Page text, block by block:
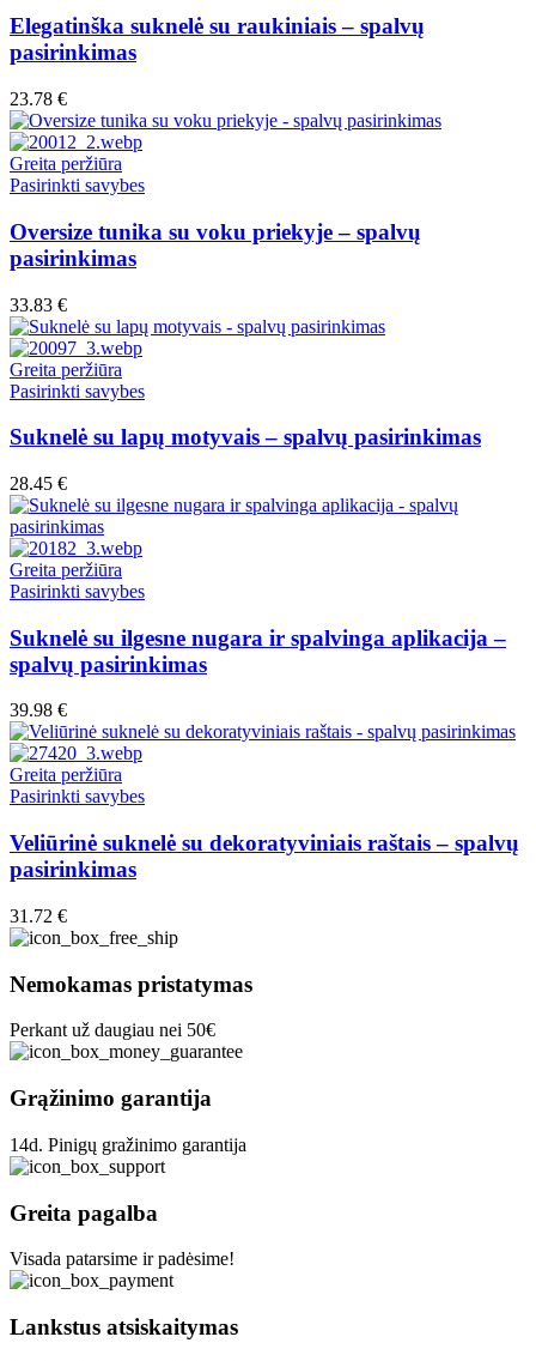
has
may
on
product
Elegatinška suknelė su raukiniais – spalvų
pasirinkimas
23.78 €
Greita peržiūra
Pasirinkti savybesThis
has
multiple
may
on
product
Oversize tunika su voku priekyje – spalvų
pasirinkimas
33.83 €
Greita peržiūra
Pasirinkti savybesThis
has
multiple
The
options
chosen
on
product
page
Suknelė su lapų motyvais – spalvų pasirinkimas
28.45 €
Greita peržiūra
Pasirinkti savybesThis
has
multiple
variants.
may
on
product
Suknelė su ilgesne nugara ir spalvinga aplikacija –
spalvų pasirinkimas
39.98 €
Greita peržiūra
Pasirinkti savybesThis
has
may
chosen
the
product
Veliūrinė suknelė su dekoratyviniais raštais – spalvų
pasirinkimas
31.72 €
Nemokamas pristatymas
Perkant už daugiau nei 50€
Grąžinimo garantija
14d. Pinigų gražinimo garantija
Greita pagalba
Visada patarsime ir padėsime!
Lankstus atsiskaitymas